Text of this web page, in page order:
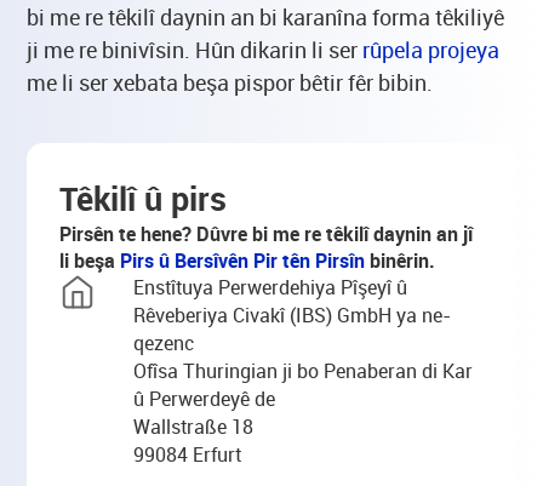
bi me re têkilî daynin an bi karanîna forma têkiliyê
ji me re binivîsin. Hûn dikarin li ser rûpela projeya
me li ser xebata beşa pispor bêtir fêr bibin.
Têkilî û pirs
Pirsên te hene? Dûvre bi me re têkilî daynin an jî
li beşa Pirs û Bersîvên Pir tên Pirsînbinêrin.
Enstîtuya Perwerdehiya Pîşeyî û
Rêveberiya Civakî (IBS) GmbH ya ne-
qezenc
Ofîsa Thuringian ji bo Penaberan di Kar
û Perwerdeyê de
Wallstraße 18
99084 Erfurt